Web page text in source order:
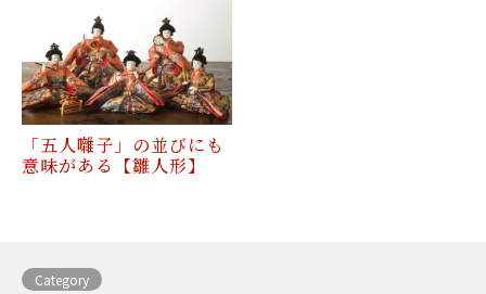
「五人囃子」の並びにも
意味がある【雛人形】
Category